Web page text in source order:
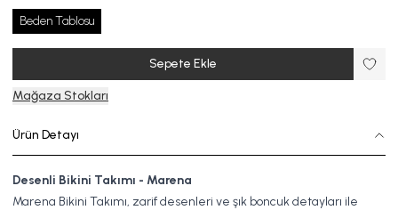
Beden Tablosu
Sepete Ekle
Mağaza Stokları
Ürün Detayı
Desenli Bikini Takımı - Marena
Marena Bikini Takımı, zarif desenleri ve şık boncuk detayları ile